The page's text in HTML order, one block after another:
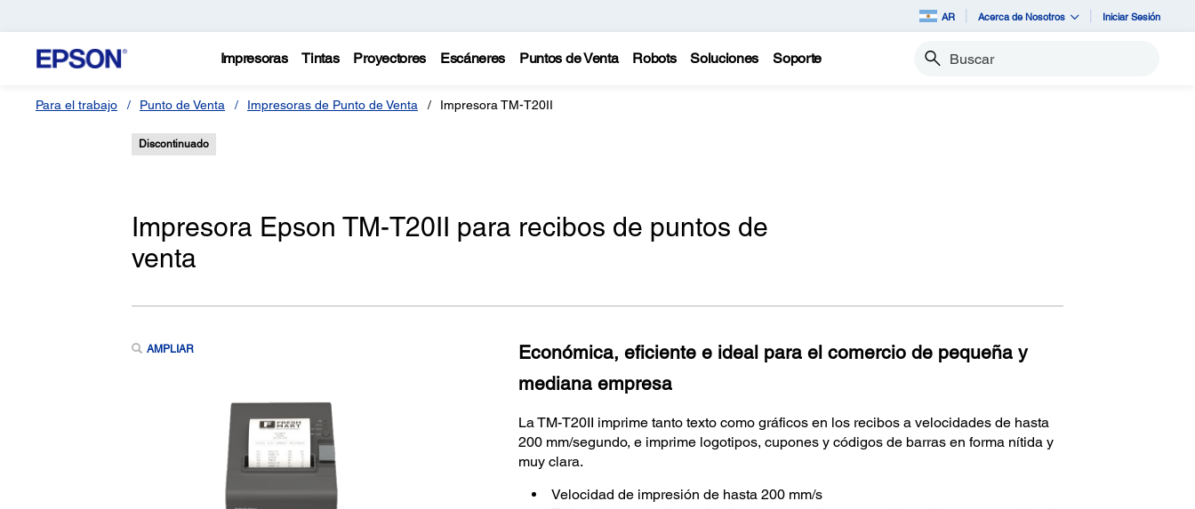
AR Acerca de Nosotros Iniciar Sesión
Impresoras Tintas Proyectores Escáneres Puntos de Venta Robots Soluciones Soporte Buscar
Para el trabajo Punto de Venta Impresoras de Punto de Venta Impresora TM-T20II
Discontinuado
Impresora Epson TM-T20II para recibos de puntos de
venta
AMPLIAR
Económica, eficiente e ideal para el comercio de pequeña y
mediana empresa
La TM-T20II imprime tanto texto como gráficos en los recibos a velocidades de hasta
200 mm/segundo, e imprime logotipos, cupones y códigos de barras en forma nítida y
muy clara.
Velocidad de impresión de hasta 200 mm/s